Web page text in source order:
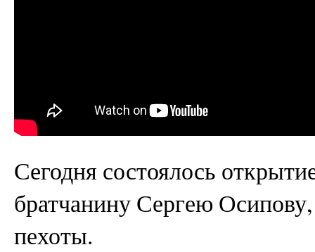
Сегодня состоялось
братчанину Сергею
пехоты.